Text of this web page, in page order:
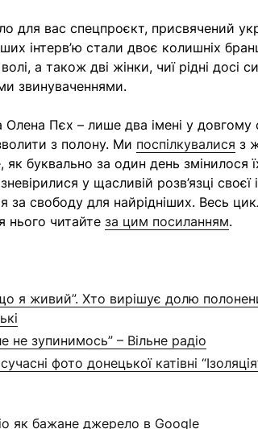
для вас спецпроєкт, присвячений
інтерв’ю стали двоє колишніх
а також дві жінки, чиї рідні досі
звинуваченнями.
Пєх – лише два імені у довгому
з полону. Ми поспілкувалися з
буквально за один день змінилося
у щасливій розв’язці своєї
свободу для найрідніших. Весь
нього читайте за цим посиланням.
я живий”. Хто вирішує долю
не зупинимось” – Вільне радіо
фото донецької катівні
як бажане джерело в Google